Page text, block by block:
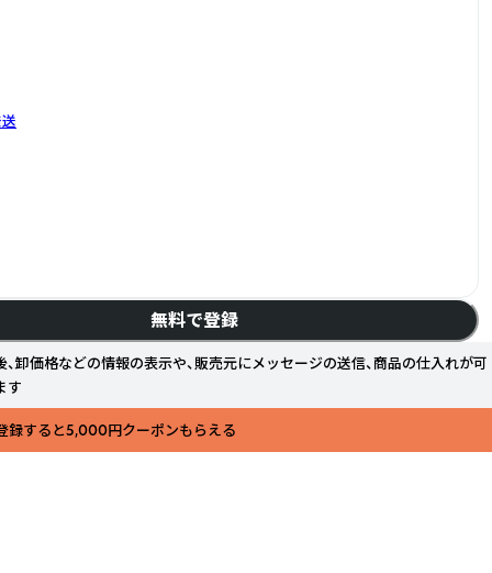
無料で登録
、卸価格などの情報の表示や、販売元にメッセージの送信、商品の仕入れが可
す
登録すると5,000円クーポンもらえる